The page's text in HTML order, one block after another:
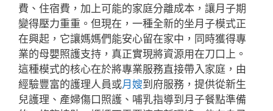
費、住宿費，加上可能的家庭分離成本，讓月子期
變得壓力重重。但現在，一種全新的坐月子模式正
在興起，它讓媽媽們能安心留在家中，同時獲得專
業的母嬰照護支持，真正實現將資源用在刀口上。
這種模式的核心在於將專業服務直接帶入家庭，由
經驗豐富的護理人員或月嫂到府服務，提供從新生
兒護理、產婦傷口照護、哺乳指導到月子餐點準備